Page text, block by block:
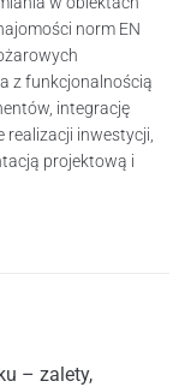
norm EN
z funkcjonalnością
integrację
inwestycji,
projektową i
– zalety,